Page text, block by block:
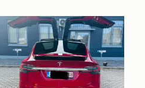
Mijn
Favorieten